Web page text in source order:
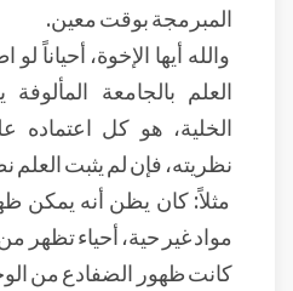
المبرمجة بوقت معين.
والله أيها الإخوة،
العلم بالجامعة
الخلية، هو كل اعتماده
نظريته، فإن لم يثبت العلم
مثلاً: كان يظن أنه يمكن
مواد غير حية، أحياء تظهر
كانت ظهور الضفادع من